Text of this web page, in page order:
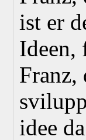
ist er
Ideen,
Franz,
idee